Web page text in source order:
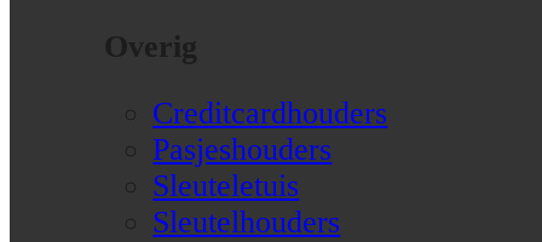
Overig
Creditcardhouders
Pasjeshouders
Sleuteletuis
Sleutelhouders